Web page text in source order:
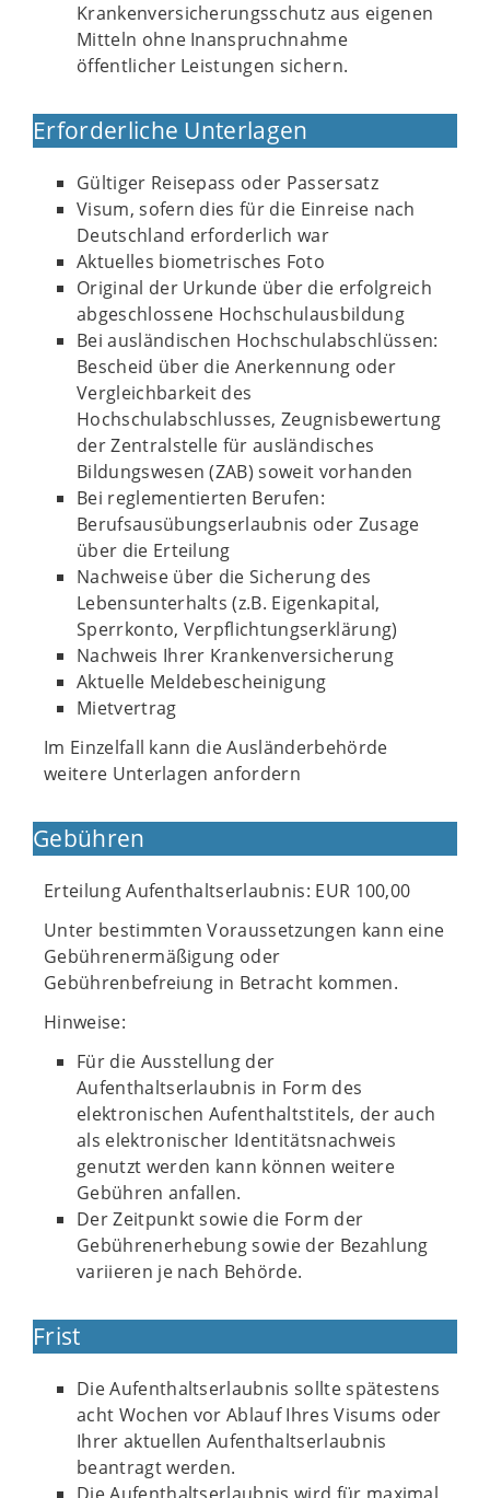
Krankenversicherungsschutz aus eigenen
Mitteln ohne Inanspruchnahme
öffentlicher Leistungen sichern.
Erforderliche Unterlagen
Gültiger Reisepass oder Passersatz
Visum, sofern dies für die Einreise nach
Deutschland erforderlich war
Aktuelles biometrisches Foto
Original der Urkunde über die erfolgreich
abgeschlossene Hochschulausbildung
Bei ausländischen Hochschulabschlüssen:
Bescheid über die Anerkennung oder
Vergleichbarkeit des
Hochschulabschlusses, Zeugnisbewertung
der Zentralstelle für ausländisches
Bildungswesen (ZAB) soweit vorhanden
Bei reglementierten Berufen:
Berufsausübungserlaubnis oder Zusage
über die Erteilung
Nachweise über die Sicherung des
Lebensunterhalts (z.B. Eigenkapital,
Sperrkonto, Verpflichtungserklärung)
Nachweis Ihrer Krankenversicherung
Aktuelle Meldebescheinigung
Mietvertrag
Im Einzelfall kann die Ausländerbehörde
weitere Unterlagen anfordern
Gebühren
Erteilung Aufenthaltserlaubnis: EUR 100,00
Unter bestimmten Voraussetzungen kann eine
Gebührenermäßigung oder
Gebührenbefreiung in Betracht kommen.
Hinweise:
Für die Ausstellung der
Aufenthaltserlaubnis in Form des
elektronischen Aufenthaltstitels, der auch
als elektronischer Identitätsnachweis
genutzt werden kann können weitere
Gebühren anfallen.
Der Zeitpunkt sowie die Form der
Gebührenerhebung sowie der Bezahlung
variieren je nach Behörde.
Frist
Die Aufenthaltserlaubnis sollte spätestens
acht Wochen vor Ablauf Ihres Visums oder
Ihrer aktuellen Aufenthaltserlaubnis
beantragt werden.